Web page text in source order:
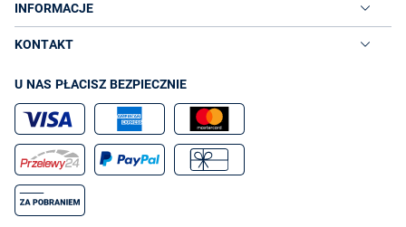
INFORMACJE
KONTAKT
U NAS PŁACISZ BEZPIECZNIE